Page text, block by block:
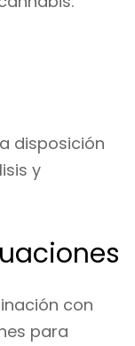
disposición
y
con
para